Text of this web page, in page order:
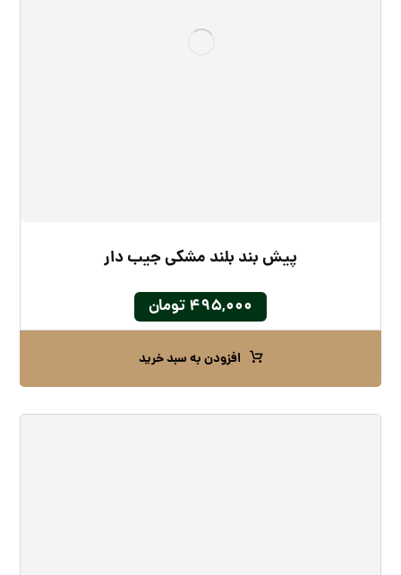
پیش بند بلند مشکی جیب دار
۴۹۵,۰۰۰تومان
افزودن به سبد خرید